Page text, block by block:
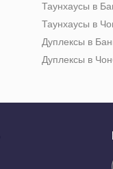
Таунхаусы в
Таунхаусы в
Дуплексы в
Дуплексы в